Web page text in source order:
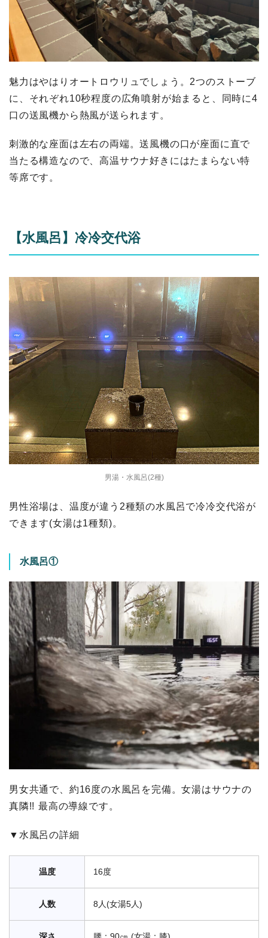
魅力はやはりオートロウリュでしょう。2つのストーブ
に、それぞれ10秒程度の広角噴射が始まると、同時に4
口の送風機から熱風が送られます。
刺激的な座面は左右の両端。送風機の口が座面に直で
当たる構造なので、高温サウナ好きにはたまらない特
等席です。
【水風呂】冷冷交代浴
男湯・水風呂(2種)
男性浴場は、温度が違う2種類の水風呂で冷冷交代浴が
できます(女湯は1種類)。
水風呂①
男女共通で、約16度の水風呂を完備。女湯はサウナの
真隣!! 最高の導線です。
▼水風呂の詳細
温度 16度
人数 8人(女湯5人)
深さ 腰：90㎝ (女湯：膝)